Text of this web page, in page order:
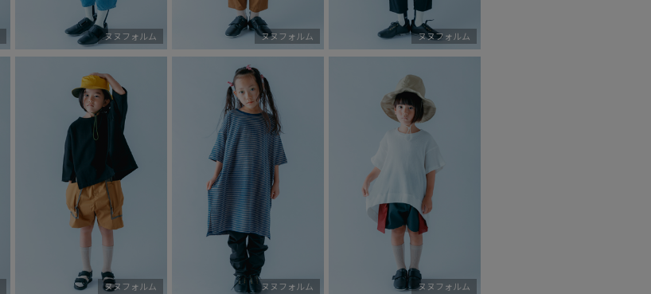
ヌヌフォルム ヌヌフォルム ヌヌフォルム
ヌヌフォルム ヌヌフォルム ヌヌフォルム